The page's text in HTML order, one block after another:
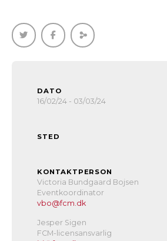
DATO
16/02/24 - 03/03/24
STED
KONTAKTPERSON
Victoria Bundgaard Bojsen
Eventkoordinator
vbo@fcm.dk
Jesper Sigen
FCM-licensansvarlig